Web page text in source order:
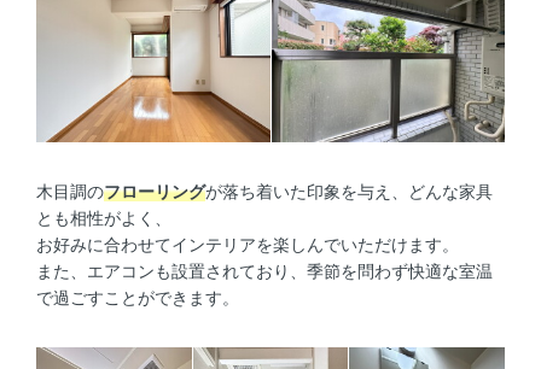
木目調のフローリングが落ち着いた印象を与え、どんな家具
とも相性がよく、
お好みに合わせてインテリアを楽しんでいただけます。
また、エアコンも設置されており、季節を問わず快適な室温
で過ごすことができます。